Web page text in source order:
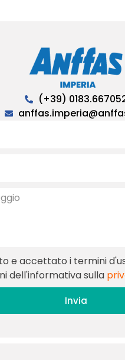
(+39)
e accettato i termini
dell'informativa sulla
Invia